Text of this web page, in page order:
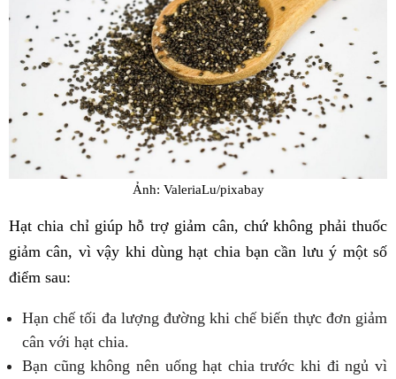
Ảnh: ValeriaLu/pixabay
Hạt chia chỉ giúp hỗ trợ giảm cân, chứ không phải thuốc
giảm cân, vì vậy khi dùng hạt chia bạn cần lưu ý một số
điểm sau:
Hạn chế tối đa lượng đường khi chế biến thực đơn giảm
cân với hạt chia.
Bạn cũng không nên uống hạt chia trước khi đi ngủ vì